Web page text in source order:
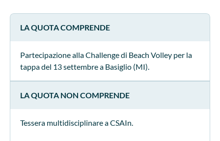
LA QUOTA COMPRENDE
Partecipazione alla Challenge di Beach Volley per la
tappa del 13 settembre a Basiglio (MI).
LA QUOTA NON COMPRENDE
Tessera multidisciplinare a CSAIn.